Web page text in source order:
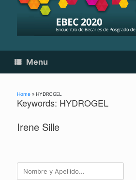
Menu
Home » HYDROGEL
Keywords: HYDROGEL
Irene Sille